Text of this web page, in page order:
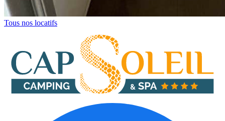
Tous nos locatifs